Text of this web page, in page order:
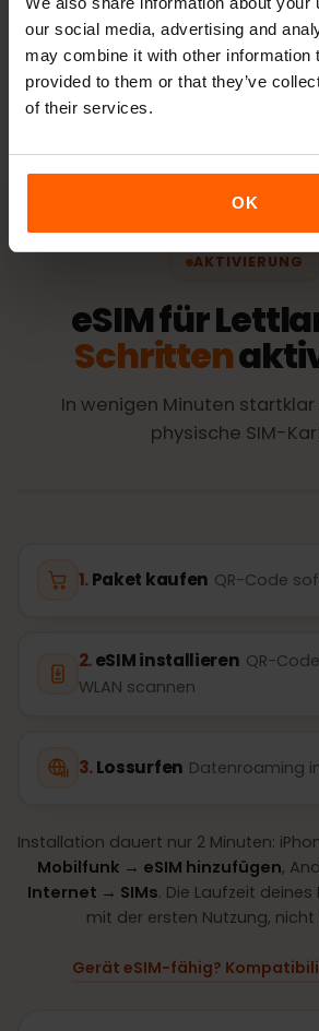
our social media, advertising and
may combine it with other information
provided to them or that they’ve
of their services.
OK
Pakete ansehen
Alle Angaben sind Richtwerte. Der
hängt von Gerät, App-Einstellungen und
AKTIVIERUNG
eSIM für
Schritten
In wenigen Minuten
physische SIM-
Paket kaufen QR-Code
eSIM installieren QR-
WLAN scannen
Lossurfen Datenroaming
Installation dauert nur 2 Minuten:
Mobilfunk → eSIM hinzufügen,
Internet → SIMs. Die Laufzeit
mit der ersten Nutzung, nicht
Gerät eSIM-fähig?